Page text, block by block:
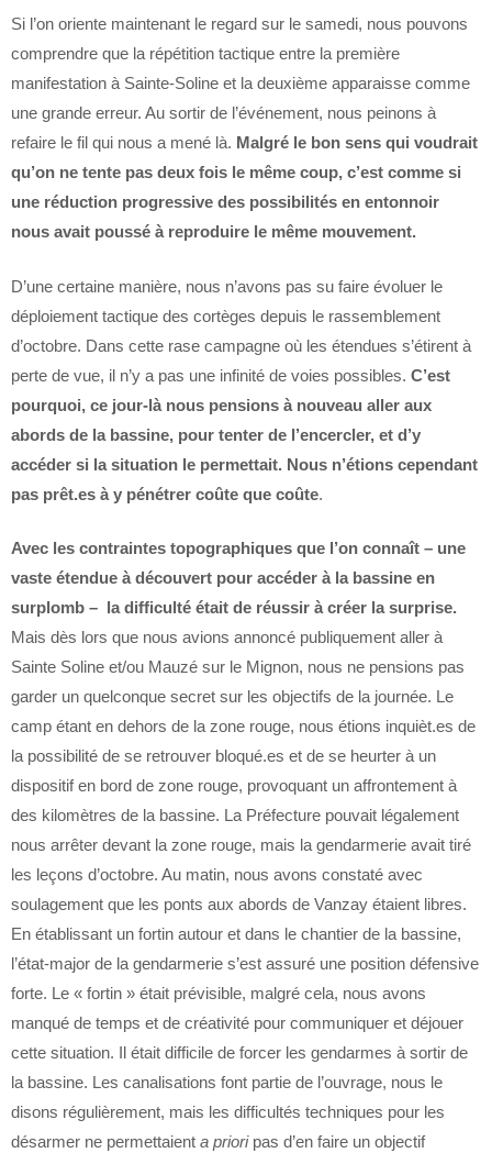
Si l’on oriente maintenant le regard sur le samedi, nous pouvons
comprendre que la répétition tactique entre la première
manifestation à Sainte-Soline et la deuxième apparaisse comme
une grande erreur. Au sortir de l’événement, nous peinons à
refaire le fil qui nous a mené là. Malgré le bon sens qui voudrait
qu’on ne tente pas deux fois le même coup, c’est comme si
une réduction progressive des possibilités en entonnoir
nous avait poussé à reproduire le même mouvement.
D’une certaine manière, nous n’avons pas su faire évoluer le
déploiement tactique des cortèges depuis le rassemblement
d’octobre. Dans cette rase campagne où les étendues s’étirent à
perte de vue, il n’y a pas une infinité de voies possibles. C’est
pourquoi, ce jour-là nous pensions à nouveau aller aux
abords de la bassine, pour tenter de l’encercler, et d’y
accéder si la situation le permettait. Nous n’étions cependant
pas prêt.es à y pénétrer coûte que coûte.
Avec les contraintes topographiques que l’on connaît – une
vaste étendue à découvert pour accéder à la bassine en
surplomb – la difficulté était de réussir à créer la surprise.
Mais dès lors que nous avions annoncé publiquement aller à
Sainte Soline et/ou Mauzé sur le Mignon, nous ne pensions pas
garder un quelconque secret sur les objectifs de la journée. Le
camp étant en dehors de la zone rouge, nous étions inquièt.es de
la possibilité de se retrouver bloqué.es et de se heurter à un
dispositif en bord de zone rouge, provoquant un affrontement à
des kilomètres de la bassine. La Préfecture pouvait légalement
nous arrêter devant la zone rouge, mais la gendarmerie avait tiré
les leçons d’octobre. Au matin, nous avons constaté avec
soulagement que les ponts aux abords de Vanzay étaient libres.
En établissant un fortin autour et dans le chantier de la bassine,
l’état-major de la gendarmerie s’est assuré une position défensive
forte. Le « fortin » était prévisible, malgré cela, nous avons
manqué de temps et de créativité pour communiquer et déjouer
cette situation. Il était difficile de forcer les gendarmes à sortir de
la bassine. Les canalisations font partie de l’ouvrage, nous le
disons régulièrement, mais les difficultés techniques pour les
désarmer ne permettaient a prioripas d’en faire un objectif